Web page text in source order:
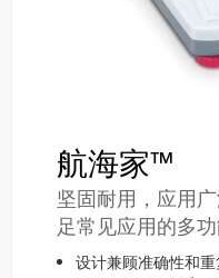
航海家™
坚固耐用，应用
足常见应用的多
设计兼顾准确性和